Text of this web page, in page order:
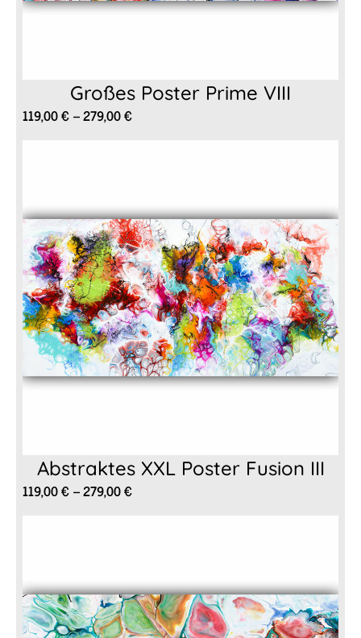
Großes Poster Prime VIII
119,00€–279,00€
Abstraktes XXL Poster Fusion III
119,00€–279,00€